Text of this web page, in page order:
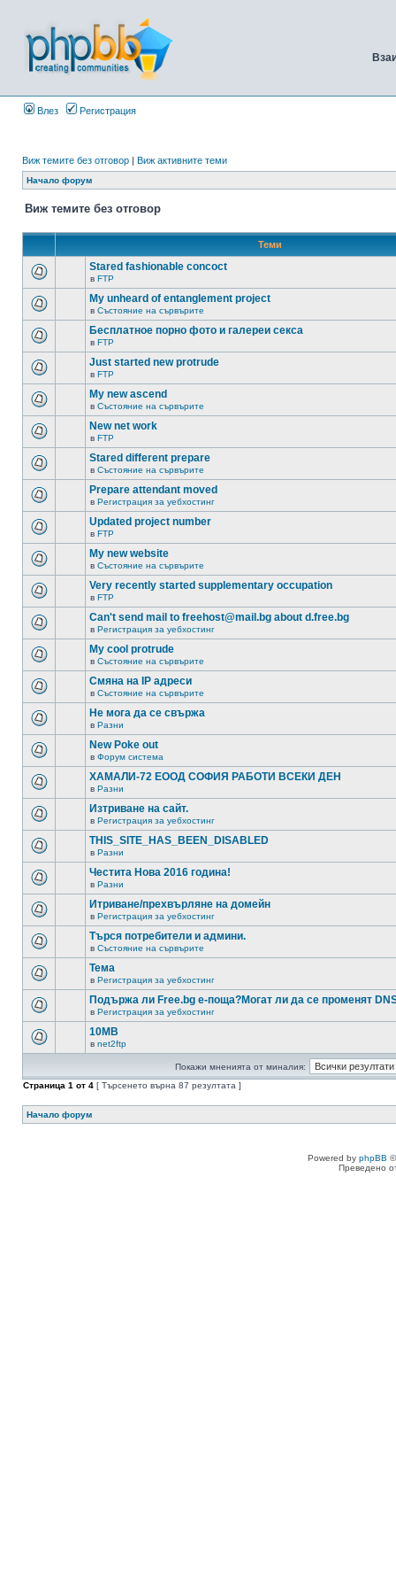
Влез Регистрация
Виж темите без отговор | Виж активните теми
Начало форум
Виж темите без отговор
Теми
Stared fashionable concoct
в FTP
My unheard of entanglement project
в Състояние на сървърите
Бесплатное порно фото и галереи секса
в FTP
Just started new protrude
в FTP
My new ascend
в Състояние на сървърите
New net work
в FTP
Stared different prepare
в Състояние на сървърите
Prepare attendant moved
в Регистрация за уебхостинг
Updated project number
в FTP
My new website
в Състояние на сървърите
Very recently started supplementary occupation
в FTP
Can't send mail to freehost@mail.bg about d.free.bg
в Регистрация за уебхостинг
My cool protrude
в Състояние на сървърите
Смяна на IP адреси
в Състояние на сървърите
Не мога да се свържа
в Разни
New Poke out
в Форум система
ХАМАЛИ-72 ЕООД СОФИЯ РАБОТИ ВСЕКИ ДЕН
в Разни
Изтриване на сайт.
в Регистрация за уебхостинг
THIS_SITE_HAS_BEEN_DISABLED
в Разни
Честита Нова 2016 година!
в Разни
Итриване/прехвърляне на домейн
в Регистрация за уебхостинг
Търся потребители и админи.
в Състояние на сървърите
Тема
в Регистрация за уебхостинг
Подържа ли Free.bg е-поща?Могат ли да се променят
в Регистрация за уебхостинг
10MB
в net2ftp
Покажи мненията от миналия:
Страница 1 от 4 [ Търсенето върна 87 резултата ]
Начало форум
Powered by phpBB
Преведено